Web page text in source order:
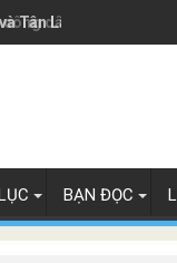
dân Mỹ'
Tân Lây Lan
BẠN ĐỌC